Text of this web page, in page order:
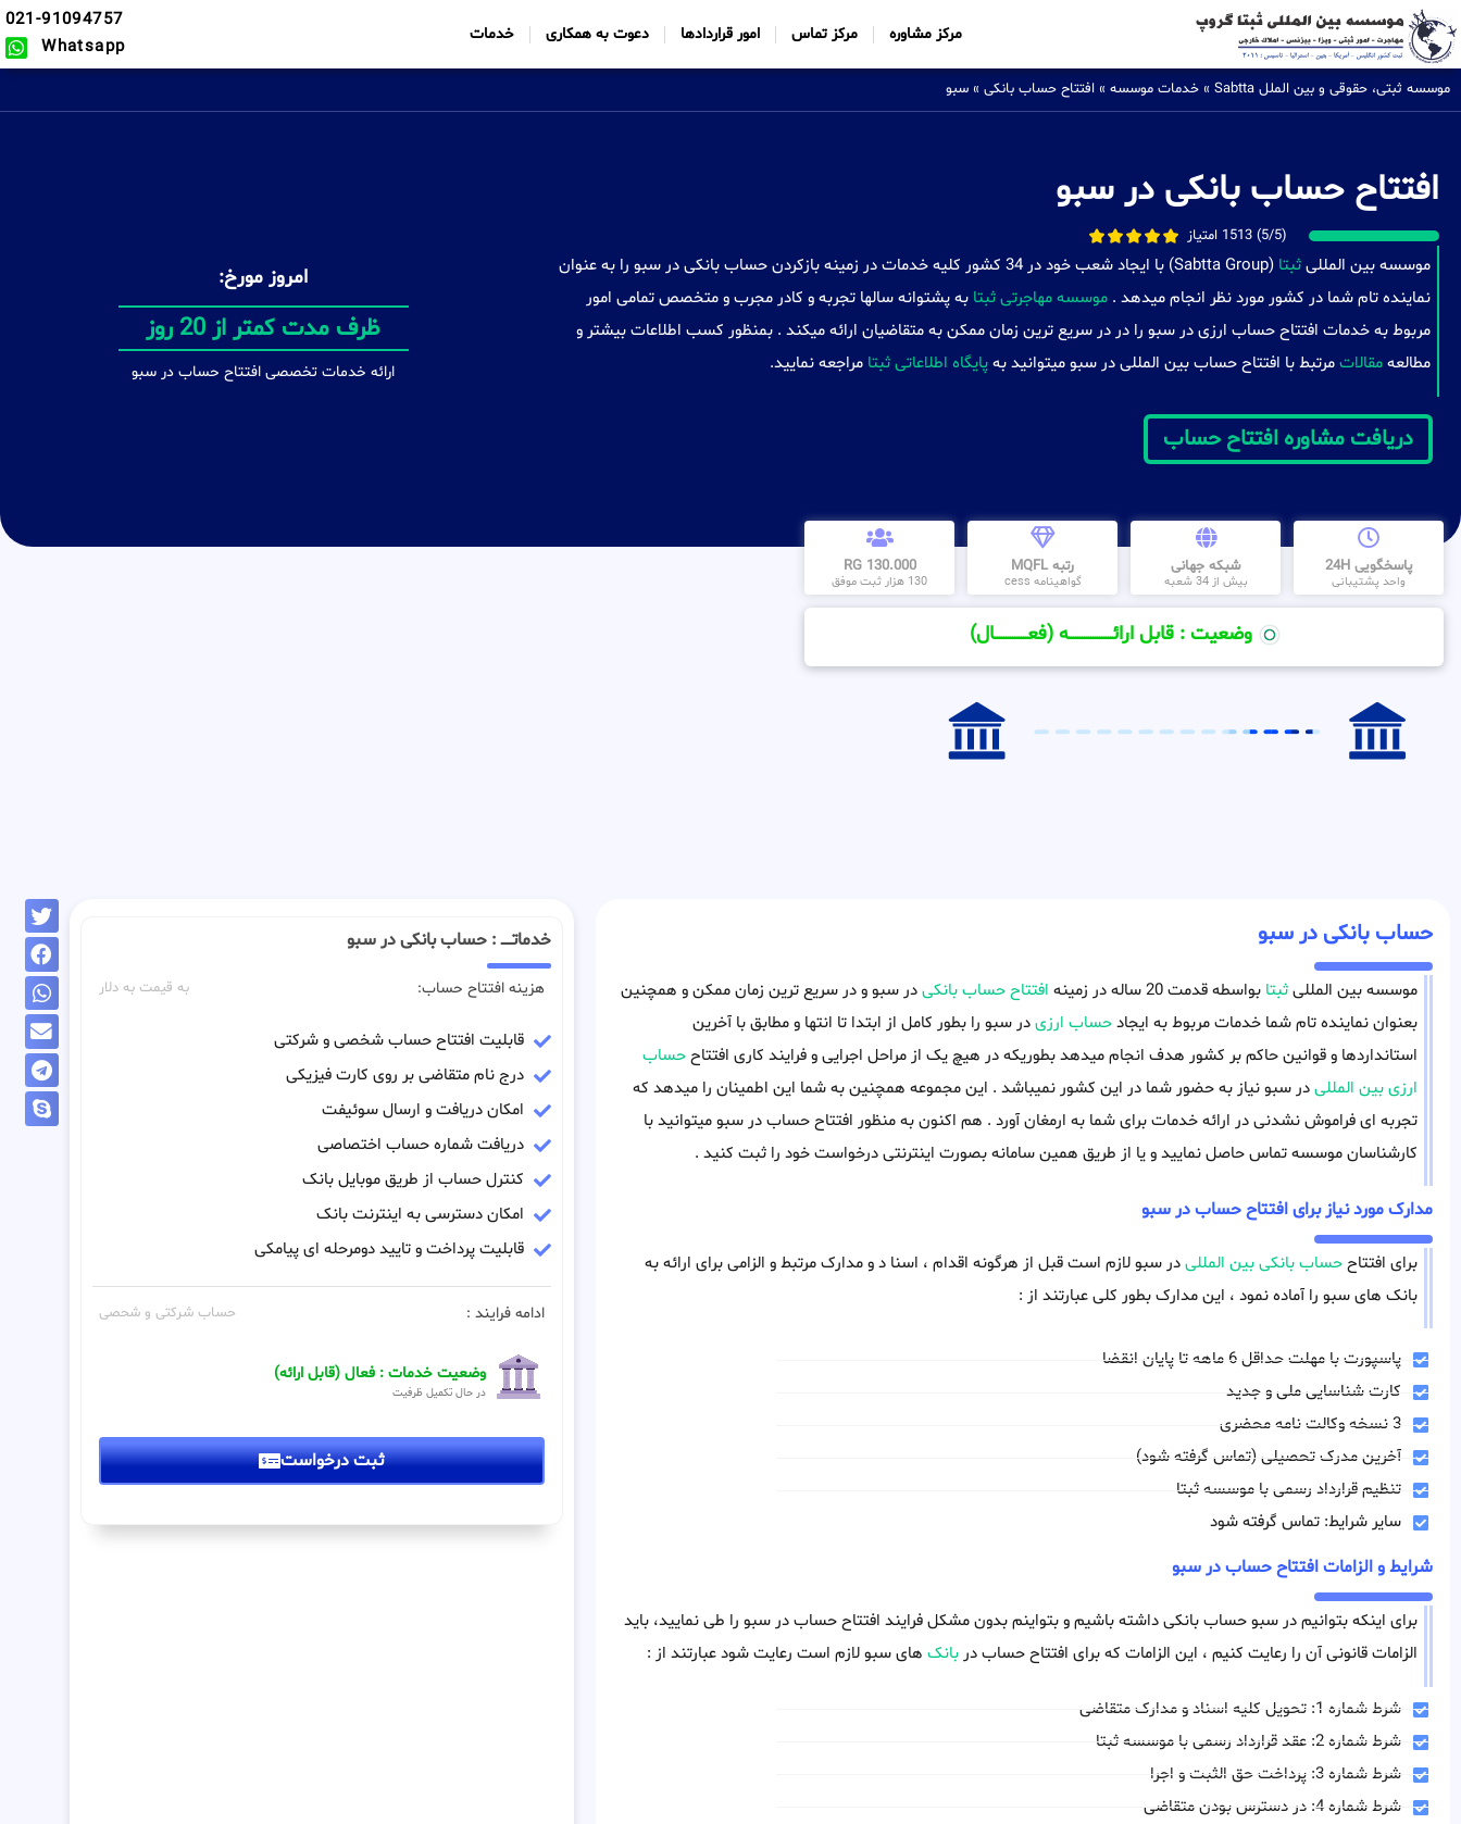
مرکز مشاوره مرکز تماس امور قراردادها دعوت به همکاری خدمات
021-91094757
Whatsapp
موسسه ثبتی، حقوقی و بین الملل Sabtta » خدمات موسسه » افتتاح حساب بانکی » سبو
افتتاح حساب بانکی در سبو
(5/5) 1513 امتیاز
موسسه بین المللیثبتا
(Sabtta Group) با ایجاد شعب خود در 34 کشور کلیه خدمات در زمینه بازکردن حساب بانکی در سبو را به عنوان
نماینده تام شما در کشور مورد نظر انجام میدهد . موسسه مهاجرتی ثبتا به پشتوانه سالها تجربه و کادر مجرب و متخصص تمامی امور
مربوط به خدمات افتتاح حساب ارزی در سبو را در در سریع ترین زمان ممکن به متقاضیان ارائه میکند . بمنظور کسب اطلاعات بیشتر و
مطالعهمقالاتمرتبط با افتتاح حساب بین المللی در سبو میتوانید بهپایگاه اطلاعاتی ثبتا مراجعه نمایید.
دریافت مشاوره افتتاح حساب
امروز مورخ:
بدون محدودیت
ارائه خدمات تخصصی افتتاح حساب در سبو
پاسخگویی 24H
واحد پشتیبانی
شبکه جهانی
بیش از 34 شعبه
رتبه MQFL
گواهینامه cess
130.000 RG
130 هزار ثبت موفق
وضعیت : قابل ارائــــــــــــــــــــه (فعـــــــــــــــال)
حساب بانکی در سبو
موسسه بین المللیثبتا بواسطه قدمت 20 ساله در زمینه افتتاح حساب بانکیدر سبو و در سریع ترین زمان ممکن و همچنین
بعنوان نماینده تام شما خدمات مربوط به ایجادحساب ارزیدر سبو را بطور کامل از ابتدا تا انتها و مطابق با آخرین
استانداردها و قوانین حاکم بر کشور هدف انجام میدهد بطوریکه در هیچ یک از مراحل اجرایی و فرایند کاری افتتاححساب
ارزی بین المللیدر سبو نیاز به حضور شما در این کشور نمیباشد . این مجموعه همچنین به شما این اطمینان را میدهد که
تجربه ای فراموش نشدنی در ارائه خدمات برای شما به ارمغان آورد . هم اکنون به منظور افتتاح حساب در سبو میتوانید با
کارشناسان موسسه تماس حاصل نمایید و یا از طریق همین سامانه بصورت اینترنتی درخواست خود را ثبت کنید .
مدارک مورد نیاز برای افتتاح حساب در سبو
برای افتتاححساب بانکی بین المللیدر سبو لازم است قبل از هرگونه اقدام ، اسنا د و مدارک مرتبط و الزامی برای ارائه به
بانک های سبو را آماده نمود ، این مدارک بطور کلی عبارتند از :
پاسپورت با مهلت حداقل 6 ماهه تا پایان انقضا
کارت شناسایی ملی و جدید
3 نسخه وکالت نامه محضری
آخرین مدرک تحصیلی (تماس گرفته شود)
تنظیم قرارداد رسمی با موسسه ثبتا
سایر شرایط: تماس گرفته شود
شرایط و الزامات افتتاح حساب در سبو
برای اینکه بتوانیم در سبو حساب بانکی داشته باشیم و بتواینم بدون مشکل فرایند افتتاح حساب در سبو را طی نمایید، باید
الزامات قانونی آن را رعایت کنیم ، این الزامات که برای افتتاح حساب دربانک های سبو لازم است رعایت شود عبارتند از :
شرط شماره 1: تحویل کلیه اسناد و مدارک متقاضی
شرط شماره 2: عقد قرارداد رسمی با موسسه ثبتا
شرط شماره 3: پرداخت حق الثبت و اجرا
شرط شماره 4: در دسترس بودن متقاضی
خدماتـــــ : حساب بانکی در سبو
هزینه افتتاح حساب: به قیمت به دلار
قابلیت افتتاح حساب شخصی و شرکتی
درج نام متقاضی بر روی کارت فیزیکی
امکان دریافت و ارسال سوئیفت
دریافت شماره حساب اختصاصی
کنترل حساب از طریق موبایل بانک
امکان دسترسی به اینترنت بانک
قابلیت پرداخت و تایید دومرحله ای پیامکی
ادامه فرایند : حساب شرکتی و شحصی
وضعیت خدمات : فعال (قابل ارائه)
در حال تکمیل ظرفیت
ثبت درخواست